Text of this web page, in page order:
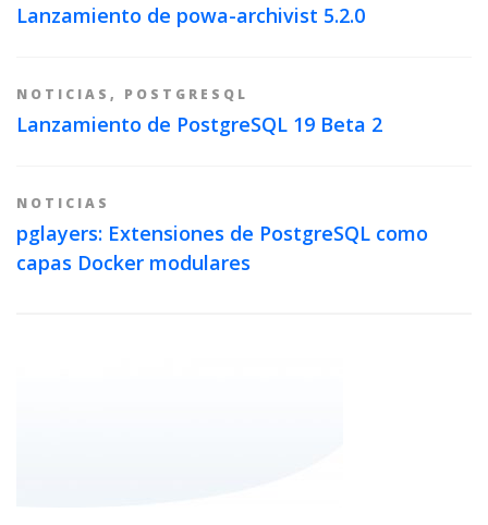
Lanzamiento de powa-archivist 5.2.0
NOTICIAS , POSTGRESQL
Lanzamiento de PostgreSQL 19 Beta 2
NOTICIAS
pglayers: Extensiones de PostgreSQL como
capas Docker modulares